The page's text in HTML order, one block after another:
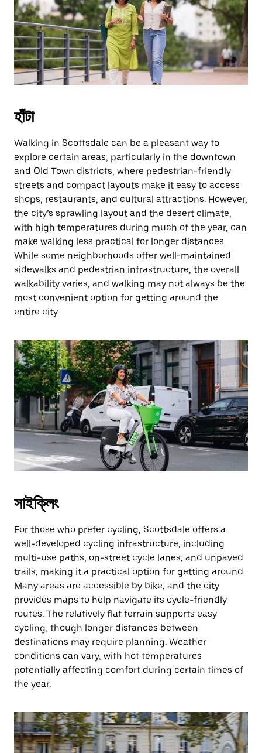
escape
button
to
close
the
calendar.
হাঁটা
Walking in Scottsdale can be a pleasant way to
explore certain areas, particularly in the downtown
and Old Town districts, where pedestrian-friendly
streets and compact layouts make it easy to access
shops, restaurants, and cultural attractions. However,
the city’s sprawling layout and the desert climate,
with high temperatures during much of the year, can
make walking less practical for longer distances.
While some neighborhoods offer well-maintained
sidewalks and pedestrian infrastructure, the overall
walkability varies, and walking may not always be the
most convenient option for getting around the
entire city.
সাইক্লিং
For those who prefer cycling, Scottsdale offers a
well-developed cycling infrastructure, including
multi-use paths, on-street cycle lanes, and unpaved
trails, making it a practical option for getting around.
Many areas are accessible by bike, and the city
provides maps to help navigate its cycle-friendly
routes. The relatively flat terrain supports easy
cycling, though longer distances between
destinations may require planning. Weather
conditions can vary, with hot temperatures
potentially affecting comfort during certain times of
the year.